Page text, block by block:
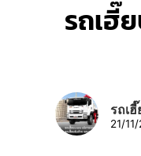
รถเฮี๊
รถเ
21/